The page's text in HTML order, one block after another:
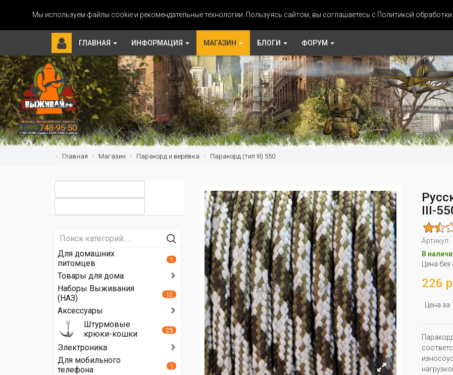
Мы используем файлы cookie и рекомендательные технологии. Пользуясь сайтом, вы соглашаетесь с Политикой
ГЛАВНАЯ ИНФОРМАЦИЯ МАГАЗИН БЛОГИ ФОРУМ
Главная Магазин Паракорд и верёвка Паракорд (тип III) 550
III-
Артикул:
В
Цена без
226
Цена за
Для домашних
питомцев
1
Товары для дома
Наборы Выживания
(НАЗ)
12
Аксессуары
Штурмовые
крюки-кошки
25
Электроника
Для мобильного
телефона
1